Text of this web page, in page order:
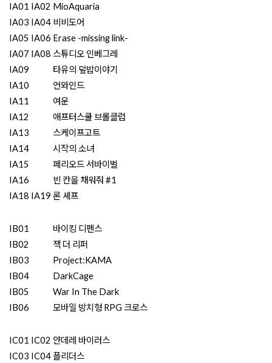
IA01 IA02 MioAquaria
IA03 IA04 비비도어
IA05 IA06 Erase -missing link-
IA07 IA08 스튜디오 인베그레
IA09
타유의 덮밥이야기
IA10
언와인드
IA11
여운
IA12
애프터스쿨 브롤클럽
IA13
스케이프고트
IA14
시작의 소녀
IA15
페리오드 서바이벌
IA16
빈 칸을 채워줘 #1
IA18 IA19 론 셰프
​IB01
바이킹 디펜스
​IB02
잭 더 리퍼
​IB03
Project:KAMA
​IB04
DarkCage
​IB05
War In The Dark
​IB06
모바일 방치형 RPG 크로스
IC​01 IC02 얀데레 바이러스
IC03 IC04 플리더스